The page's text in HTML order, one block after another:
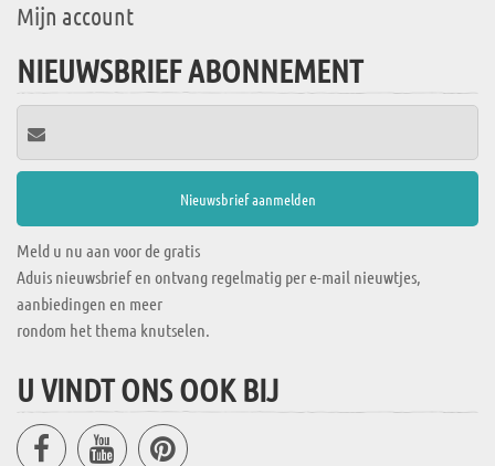
Mijn account
NIEUWSBRIEF ABONNEMENT
Meld u nu aan voor de gratis
Aduis nieuwsbrief en ontvang regelmatig per e-mail nieuwtjes,
aanbiedingen en meer
rondom het thema knutselen.
U VINDT ONS OOK BIJ